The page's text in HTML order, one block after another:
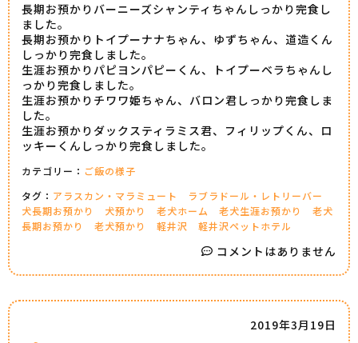
長期お預かりバーニーズシャンティちゃんしっかり完食し
ました。
長期お預かりトイプーナナちゃん、ゆずちゃん、道造くん
しっかり完食しました。
生涯お預かりパピヨンパピーくん、トイプーベラちゃんし
っかり完食しました。
生涯お預かりチワワ姫ちゃん、バロン君しっかり完食しま
した。
生涯お預かりダックスティラミス君、フィリップくん、ロ
ッキーくんしっかり完食しました。
カテゴリー： ご飯の様子
タグ： アラスカン・マラミュート
ラブラドール・レトリーバー
犬長期お預かり
犬預かり 老犬ホーム 老犬生涯お預かり
老犬
長期お預かり
老犬預かり 軽井沢 軽井沢ペットホテル
コメントはありません
2019年3月19日